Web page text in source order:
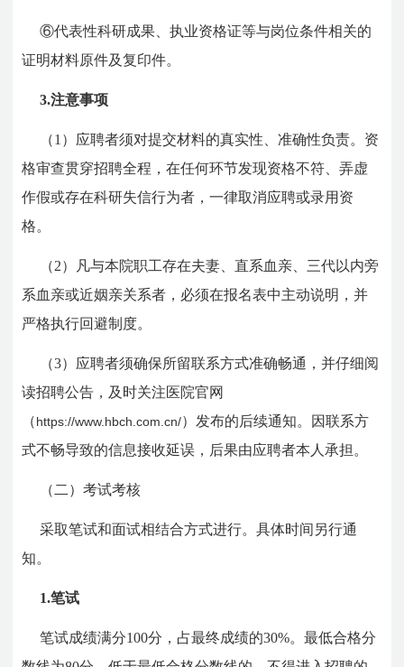
⑥代表性科研成果、执业资格证等与岗位条件相关的
证明材料原件及复印件。
3.注意事项
（1）应聘者须对提交材料的真实性、准确性负责。资
格审查贯穿招聘全程，在任何环节发现资格不符、弄虚
作假或存在科研失信行为者，一律取消应聘或录用资
格。
（2）凡与本院职工存在夫妻、直系血亲、三代以内旁
系血亲或近姻亲关系者，必须在报名表中主动说明，并
严格执行回避制度。
（3）应聘者须确保所留联系方式准确畅通，并仔细阅
读招聘公告，及时关注医院官网
（https://www.hbch.com.cn/）发布的后续通知。因联系方
式不畅导致的信息接收延误，后果由应聘者本人承担。
（二）考试考核
采取笔试和面试相结合方式进行。具体时间另行通
知。
1.笔试
笔试成绩满分100分，占最终成绩的30%。最低合格分